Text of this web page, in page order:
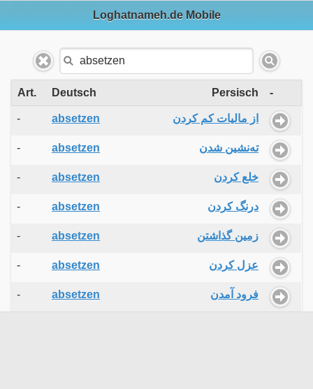
Loghatnameh.de Mobile
Art. Deutsch Persisch -
- absetzen از مالیات کم کردن
- absetzen ته‌نشین شدن
- absetzen خلع کردن
- absetzen درنگ کردن
- absetzen زمین گذاشتن
- absetzen عزل کردن
- absetzen فرود آمدن